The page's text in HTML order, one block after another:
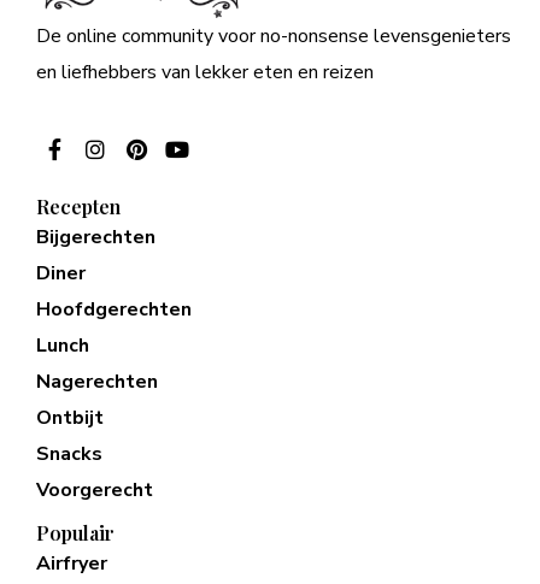
De online community voor no-nonsense levensgenieters
en liefhebbers van lekker eten en reizen
Recepten
Bijgerechten
Diner
Hoofdgerechten
Lunch
Nagerechten
Ontbijt
Snacks
Voorgerecht
Populair
Airfryer